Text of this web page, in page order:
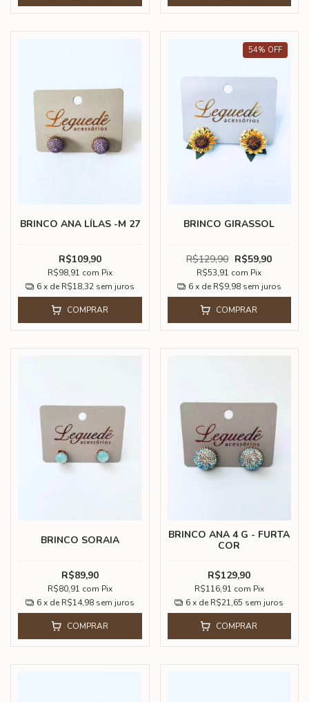
BRINCO ANA LÍLAS -M 27
R$109,90
R$98,91 com Pix
6 x de R$18,32 sem juros
COMPRAR
54% OFF
BRINCO GIRASSOL
R$129,90 R$59,90
R$53,91 com Pix
6 x de R$9,98 sem juros
COMPRAR
BRINCO SORAIA
R$89,90
R$80,91 com Pix
6 x de R$14,98 sem juros
COMPRAR
BRINCO ANA 4 G - FURTA
COR
R$129,90
R$116,91 com Pix
6 x de R$21,65 sem juros
COMPRAR